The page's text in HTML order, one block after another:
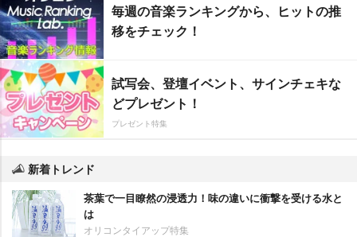
毎週の音楽ランキングから、ヒットの推
移をチェック！
試写会、登壇イベント、サインチェキな
どプレゼント！
プレゼント特集
新着トレンド
茶葉で一目瞭然の浸透力！味の違いに衝撃を受ける水と
は
オリコンタイアップ特集